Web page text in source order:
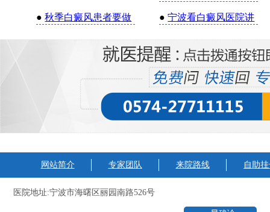
●秋季白癜风患者要做 ●宁波看白癜风医院讲
网站简介 专家团队 来院路线 自助
医院地址:宁波市海曙区丽园南路526号